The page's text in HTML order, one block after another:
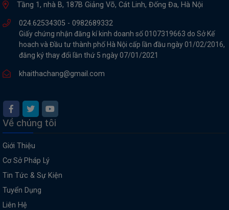
Tầng 1, nhà B, 187B Giảng Võ, Cát Linh, Đống Đa, Hà Nội
024.62534305 - 0982689332
Giấy chứng nhận đăng kí kinh doanh số 0107319663 do Sở Kế
hoach và Đầu tư thành phố Hà Nội cấp lần đầu ngày 01/02/2016,
đăng ký thay đổi lần thứ 5 ngày 07/01/2021
khaithachang@gmail.com
Về chúng tôi
Giới Thiệu
Cơ Sở Pháp Lý
Tin Tức & Sự Kiện
Tuyển Dụng
Liên Hệ